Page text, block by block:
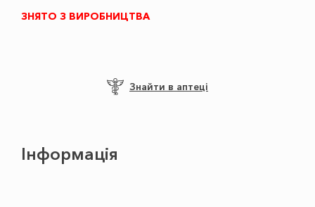
ЗНЯТО З ВИРОБНИЦТВА
Знайти в аптеці
Інформація